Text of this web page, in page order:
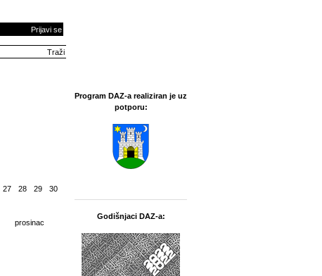
Prijavi se
27 28 29 30
prosinac
Program DAZ-a realiziran je uz
potporu:
Godišnjaci DAZ-a: